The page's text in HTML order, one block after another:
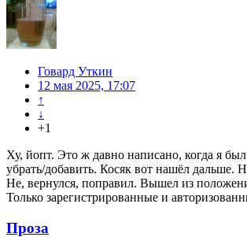
Говард Уткин
12 мая 2025, 17:07
↑
↓
+1
Ху, йопт. Это ж давно написано, когда я
убрать/добавить. Косяк вот нашёл дальше.
Не, вернулся, поправил. Вышел из
Только зарегистрированные и
Проза